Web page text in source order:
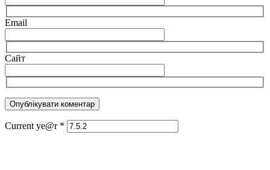
Email
Сайт
Current ye@r *